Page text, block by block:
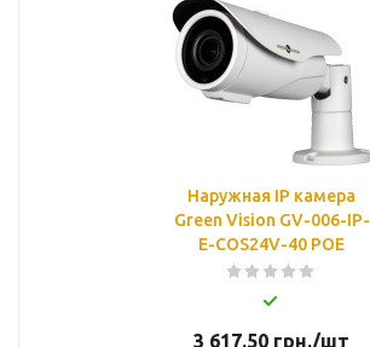
Наружная IP камера
Green Vision GV-006-IP-
E-COS24V-40 POE
3 617.50 грн./шт